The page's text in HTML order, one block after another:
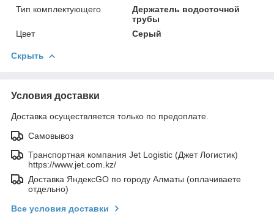
Тип комплектующего
Держатель водосточной
трубы
Цвет
Серый
Скрыть
Условия доставки
Доставка осуществляется только по предоплате.
Самовывоз
Транспортная компания Jet Logistic (Джет Логистик)
https://www.jet.com.kz/
Доставка ЯндексGO по городу Алматы (оплачиваете
отдельно)
Все условия доставки